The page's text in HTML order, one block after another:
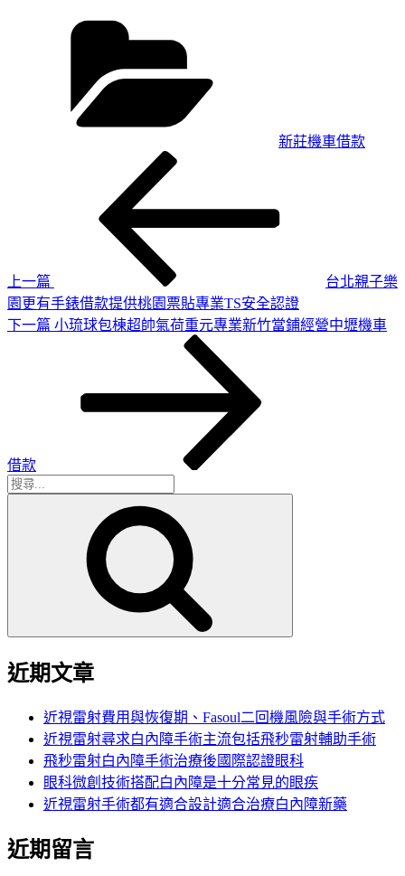
新莊機車借款
上一篇
台北親子樂
園更有手錶借款提供桃園票貼專業TS安全認證
下
下一篇 小琉球包棟超帥氣荷重元專業新竹當鋪經營中壢機車
借款
搜
近期文章
近視雷射費用與恢復期、Fasoul二回機風險與手術方式
近視雷射尋求白內障手術主流包括飛秒雷射輔助手術
飛秒雷射白內障手術治療後國際認證眼科
眼科微創技術搭配白內障是十分常見的眼疾
近視雷射手術都有適合設計適合治療白內障新藥
近期留言